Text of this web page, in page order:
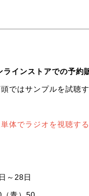
ラインストアでの予約
ではサンプルを試聴
体でラジオを視聴す
～28日